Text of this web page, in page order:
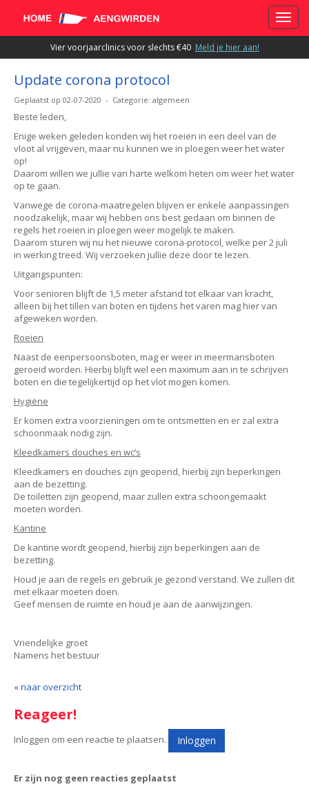
Vier voorjaarclinics voor slechts €40 Meld je hier aan!
Update corona protocol
Geplaatst op 02-07-2020 - Categorie: algemeen
Beste leden,
Enige weken geleden konden wij het roeien in een deel van de
vloot al vrijgeven, maar nu kunnen we in ploegen weer het water
op!
Daarom willen we jullie van harte welkom heten om weer het water
op te gaan.
Vanwege de corona-maatregelen blijven er enkele aanpassingen
noodzakelijk, maar wij hebben ons best gedaan om binnen de
regels het roeien in ploegen weer mogelijk te maken.
Daarom sturen wij nu het nieuwe corona-protocol, welke per 2 juli
in werking treed. Wij verzoeken jullie deze door te lezen.
Uitgangspunten:
Voor senioren blijft de 1,5 meter afstand tot elkaar van kracht,
alleen bij het tillen van boten en tijdens het varen mag hier van
afgeweken worden.
Roeien
Naast de eenpersoonsboten, mag er weer in meermansboten
geroeid worden. Hierbij blijft wel een maximum aan in te schrijven
boten en die tegelijkertijd op het vlot mogen komen.
Hygiëne
Er komen extra voorzieningen om te ontsmetten en er zal extra
schoonmaak nodig zijn.
Kleedkamers douches en wc’s
Kleedkamers en douches zijn geopend, hierbij zijn beperkingen
aan de bezetting.
De toiletten zijn geopend, maar zullen extra schoongemaakt
moeten worden.
Kantine
De kantine wordt geopend, hierbij zijn beperkingen aan de
bezetting.
Houd je aan de regels en gebruik je gezond verstand. We zullen dit
met elkaar moeten doen.
Geef mensen de ruimte en houd je aan de aanwijzingen.
Vriendelijke groet
Namens het bestuur
« naar overzicht
Reageer!
Inloggen om een reactie te plaatsen. Inloggen
Er zijn nog geen reacties geplaatst